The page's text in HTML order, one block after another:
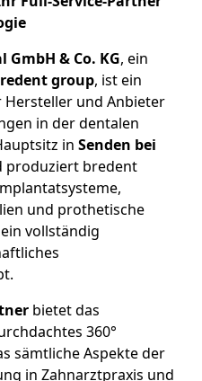
& Co. KG, ein
group, ist ein
und Anbieter
in der dentalen
in Senden bei
produziert bredent
und prothetische
vollständig
bietet das
360°
sämtliche Aspekte der
in Zahnarztpraxis und